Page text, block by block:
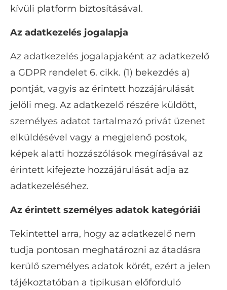
kívüli platform biztosításával.
Az adatkezelés jogalapja
Az adatkezelés jogalapjaként az adatkezelő
a GDPR rendelet 6. cikk. (1) bekezdés a)
pontját, vagyis az érintett hozzájárulását
jelöli meg. Az adatkezelő részére küldött,
személyes adatot tartalmazó privát üzenet
elküldésével vagy a megjelenő postok,
képek alatti hozzászólások megírásával az
érintett kifejezte hozzájárulását adja az
adatkezeléséhez.
Az érintett személyes adatok kategóriái
Tekintettel arra, hogy az adatkezelő nem
tudja pontosan meghatározni az átadásra
kerülő személyes adatok körét, ezért a jelen
tájékoztatóban a tipikusan előforduló